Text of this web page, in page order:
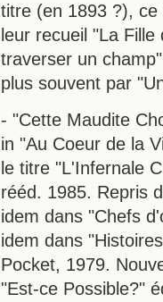
titre (en 1893 ?),
leur recueil "La
traverser un
plus souvent par
- "Cette Maudite
in "Au Coeur de la
le titre "L'Infernale
rééd. 1985. Repris
idem dans "Chefs
idem dans
Pocket, 1979.
"Est-ce Possible?"